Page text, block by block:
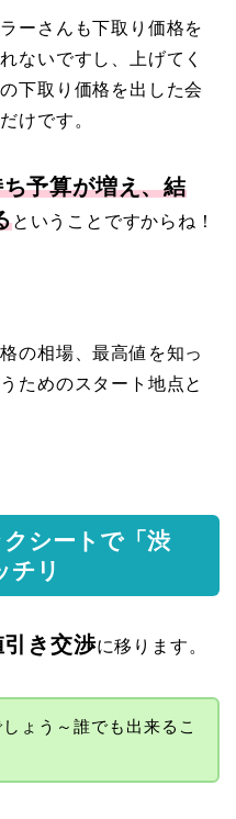
ーさんも下取り価格を
ないですし、上げてく
下取り価格を出した会
けです。
予算が増え、結
ということですからね！
の相場、最高値を知っ
ためのスタート地点と
シートで「渋
チリ
引き交渉に移ります。
ょう～誰でも出来るこ